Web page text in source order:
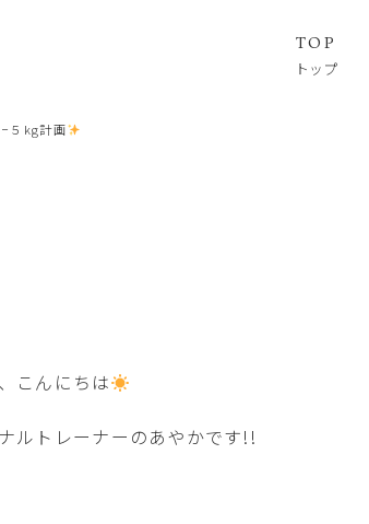
TOP
トップ
−５kg計画
こんにちは
ルトレーナーのあやかです!!